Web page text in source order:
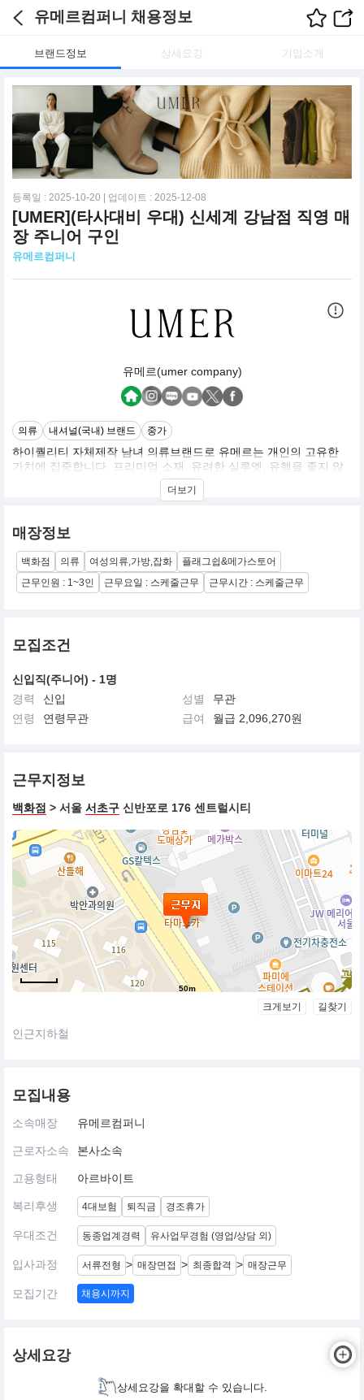
유메르컴퍼니 채용정보
브랜드정보 상세요강 기업소개
등록일 : 2025-10-20 | 업데이트 : 2025-12-08
[UMER](타사대비 우대) 신세계 강남점 직영 매
장 주니어 구인
유메르컴퍼니
유메르(umer company)
의류 내셔널(국내) 브랜드 중가
하이퀄리티 자체제작 남녀 의류브랜드로 유메르는 개인의 고유한
가치에 집중합니다. 프리미엄 소재, 유려한 실루엣, 유행을 좇지 않
는 디자인은 본연의 아름다움을 표현하는 유메르의 아이덴티티입니
더보기
매장정보
백화점 의류 여성의류,가방,잡화
플래그쉽&메가스토어
근무인원 : 1~3인
근무요일 : 스케줄근무 근무시간 : 스케줄근무
모집조건
신입직(주니어) - 1명
경력
신입 성별
무관
연령
연령무관 급여 월급 2,096,270원
근무지정보
백화점 > 서울 서초구 신반포로 176 센트럴시티
50m
크게보기 길찾기
인근지하철
모집내용
소속매장 유메르컴퍼니
근로자소속 본사소속
고용형태 아르바이트
복리후생 4대보험 퇴직금 경조휴가
우대조건 동종업계경력 유사업무경험 (영업/상담 외)
입사과정 서류전형 > 매장면접 > 최종합격 > 매장근무
모집기간 채용시까지
상세요강
상세요강을 확대할 수 있습니다.